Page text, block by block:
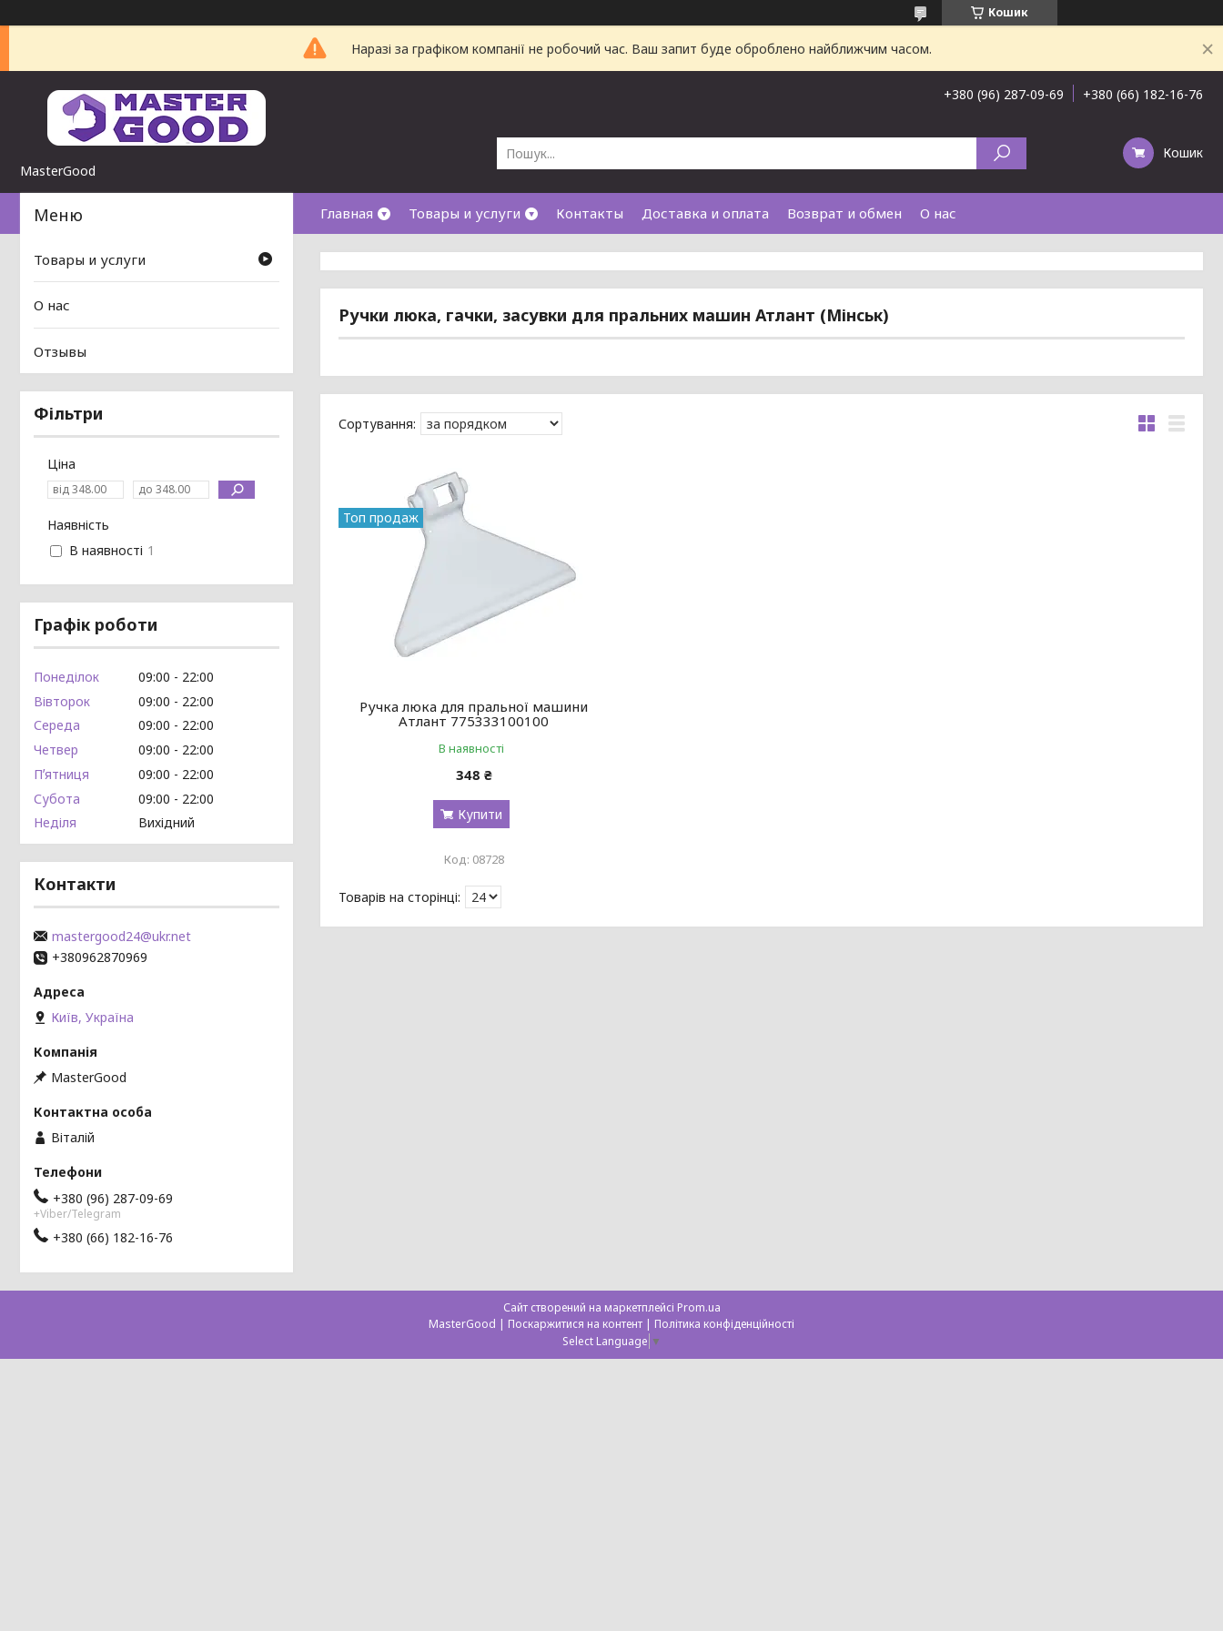
Кошик
Наразі за графіком компанії не робочий час. Ваш запит буде оброблено найближчим часом.
MasterGood
+380 (96) 287-09-69 +380 (66) 182-16-76
Кошик
Главная Товары и услуги Контакты Доставка и оплата Возврат и обмен О нас
Ручки люка, гачки, засувки для пральних машин Атлант (Мінськ)
Топ продаж
Ручка люка для пральної машини
Атлант 775333100100
В наявності
348 ₴
Купити
08728
Товары и услуги
О нас
Отзывы
Фільтри
Ціна
Наявність
В наявності 1
Графік роботи
Понеділок 09:00
22:00
Вівторок
09:00
22:00
Середа
09:00
22:00
Четвер
09:00
22:00
Пʼятниця
09:00
22:00
Субота
09:00
22:00
Неділя
Вихідний
Контакти
mastergood24@ukr.net
+380962870969
Київ, Україна
MasterGood
Віталій
+380 (96) 287-09-69
+Viber/Telegram
+380 (66) 182-16-76
Сайт створений на маркетплейсі Prom.ua
MasterGood | Поскаржитися на контент | Політика конфіденційності
Select Language ▼